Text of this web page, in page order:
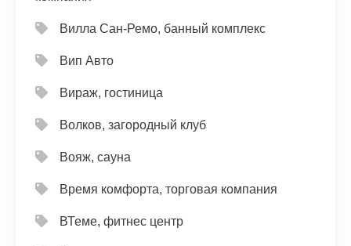
Вилла Сан-Ремо, банный комплекс
Вип Авто
Вираж, гостиница
Волков, загородный клуб
Вояж, сауна
Время комфорта, торговая компания
ВТеме, фитнес центр